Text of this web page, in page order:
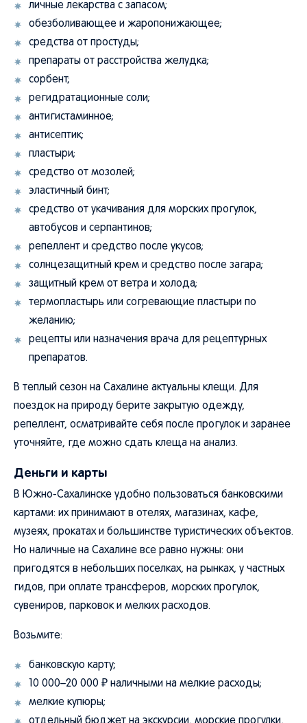
личные лекарства с запасом;
обезболивающее и жаропонижающее;
средства от простуды;
препараты от расстройства желудка;
сорбент;
регидратационные соли;
антигистаминное;
антисептик;
пластыри;
средство от мозолей;
эластичный бинт;
средство от укачивания для морских прогулок,
автобусов и серпантинов;
репеллент и средство после укусов;
солнцезащитный крем и средство после загара;
защитный крем от ветра и холода;
термопластырь или согревающие пластыри по
желанию;
рецепты или назначения врача для рецептурных
препаратов.
В теплый сезон на Сахалине актуальны клещи. Для
поездок на природу берите закрытую одежду,
репеллент, осматривайте себя после прогулок и заранее
уточняйте, где можно сдать клеща на анализ.
Деньги и карты
В Южно-Сахалинске удобно пользоваться банковскими
картами: их принимают в отелях, магазинах, кафе,
музеях, прокатах и большинстве туристических объектов.
Но наличные на Сахалине все равно нужны: они
пригодятся в небольших поселках, на рынках, у частных
гидов, при оплате трансферов, морских прогулок,
сувениров, парковок и мелких расходов.
Возьмите:
банковскую карту;
10 000–20 000 ₽ наличными на мелкие расходы;
мелкие купюры;
отдельный бюджет на экскурсии, морские прогулки,